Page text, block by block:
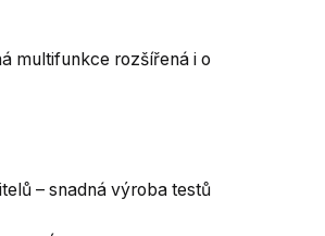
multifunkce rozšířená i o
– snadná výroba testů